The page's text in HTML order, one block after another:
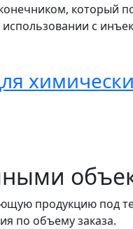
который
с
продукцию под
по объему заказа.